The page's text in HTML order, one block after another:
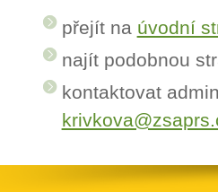
přejít na úvodní
najít podobnou
kontaktovat